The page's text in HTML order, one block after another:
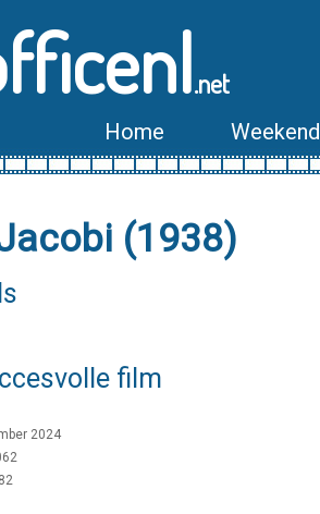
.net
Home Weekend
(1938)
film
2024